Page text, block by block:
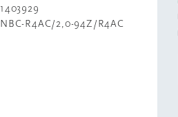
1403929
NBC-R4AC/2,0-94Z/R4AC